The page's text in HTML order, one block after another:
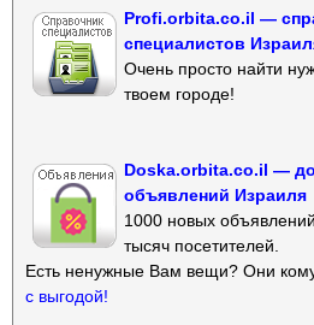
Profi.orbita.co.il —
специалистов
Очень просто найти
твоем городе!
Doska.orbita.co.il —
объявлений Израиля
1000 новых
тысяч посетителей.
Есть ненужные Вам вещи? Они
с выгодой!